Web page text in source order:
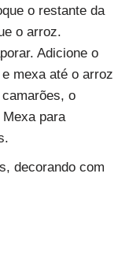
o restante da
o arroz.
Adicione o
mexa até o arroz
camarões, o
para
decorando com